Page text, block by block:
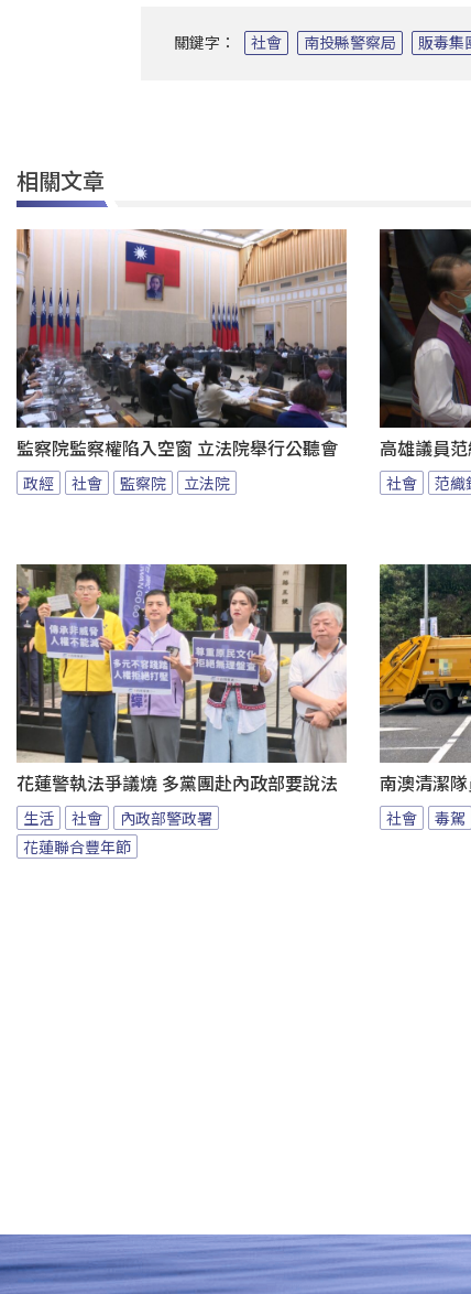
關鍵字： 社會 南投縣警察局 販毒集
相關文章
監察院監察權陷入空窗 立法院舉行公聽會
政經 社會 監察院 立法院
高雄議員
社會 范織
花蓮警執法爭議燒 多黨團赴內政部要說法
生活 社會
內政部警政署
花蓮聯合豐年節
南澳清潔
社會 毒駕